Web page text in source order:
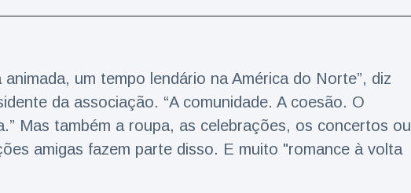
um tempo lendário na América do Norte”, diz
da associação. “A comunidade. A coesão. O
Mas também a roupa, as celebrações, os concertos ou
amigas fazem parte disso. E muito "romance à volta